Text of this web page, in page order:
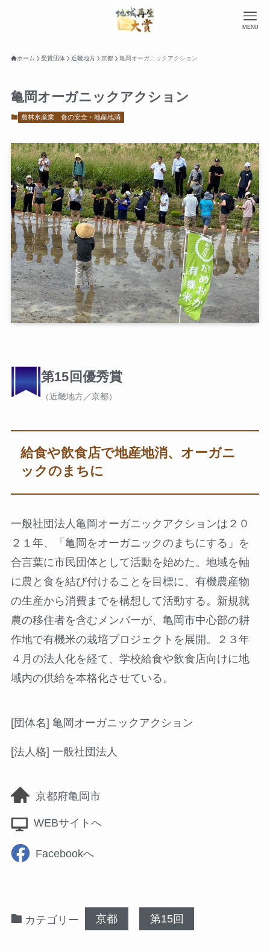
MENU
ホーム 受賞団体 近畿地方 京都 亀岡オーガニックアクション
亀岡オーガニックアクション
農林水産業 食の安全・地産地消
第15回優秀賞
（近畿地方／京都）
給食や飲食店で地産地消、オーガニ
ックのまちに
一般社団法人亀岡オーガニックアクションは２０
２１年、「亀岡をオーガニックのまちにする」を
合言葉に市民団体として活動を始めた。地域を軸
に農と食を結び付けることを目標に、有機農産物
の生産から消費までを構想して活動する。新規就
農の移住者を含むメンバーが、亀岡市中心部の耕
作地で有機米の栽培プロジェクトを展開。２３年
４月の法人化を経て、学校給食や飲食店向けに地
域内の供給を本格化させている。
[団体名] 亀岡オーガニックアクション
[法人格] 一般社団法人
京都府亀岡市
WEBサイトへ
Facebookへ
カテゴリー 京都 第15回